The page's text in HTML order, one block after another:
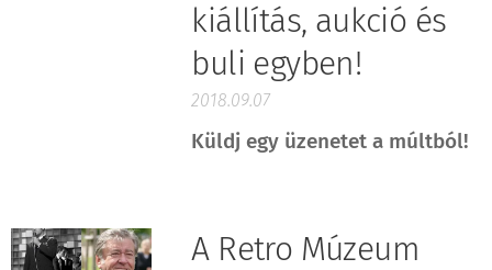
kiállítás, aukció és
buli egyben!
2018.09.07
Küldj egy üzenetet a múltból!
A Retro Múzeum